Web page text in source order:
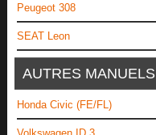
Peugeot 308
SEAT Leon
AUTRES MANUELS
Honda Civic (FE/FL)